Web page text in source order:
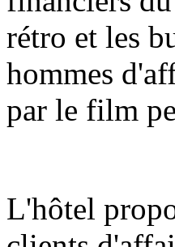
rétro et les
hommes
par le film
L'hôtel